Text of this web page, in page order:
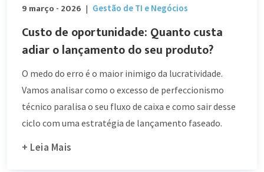
9 março - 2026 | Gestão de TI e Negócios
Custo de oportunidade: Quanto custa
adiar o lançamento do seu produto?
O medo do erro é o maior inimigo da lucratividade.
Vamos analisar como o excesso de perfeccionismo
técnico paralisa o seu fluxo de caixa e como sair desse
ciclo com uma estratégia de lançamento faseado.
+ Leia Mais